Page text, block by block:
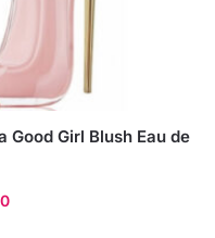
Good Girl Blush Eau de